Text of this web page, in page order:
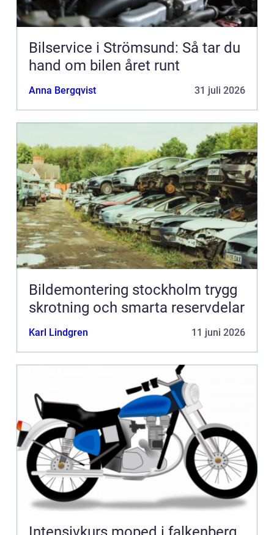
Bilservice i Strömsund: Så tar du
hand om bilen året runt
Anna Bergqvist 31 juli 2026
Bildemontering stockholm trygg
skrotning och smarta reservdelar
Karl Lindgren 11 juni 2026